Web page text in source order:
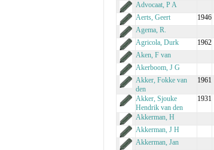
Advocaat, P A
Aerts, Geert
1946
Agema, R.
Agricola, Durk
1962
Aken, F van
Akerboom, J G
Akker, Fokke van
den
1961
Akker, Sjouke
Hendrik van den
1931
Akkerman, H
Akkerman, J H
Akkerman, Jan